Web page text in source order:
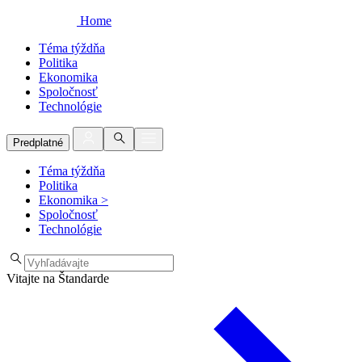
Home
Téma týždňa
Politika
Ekonomika
Spoločnosť
Technológie
Predplatné
Téma týždňa
Politika
Ekonomika >
Spoločnosť
Technológie
Vitajte na Štandarde